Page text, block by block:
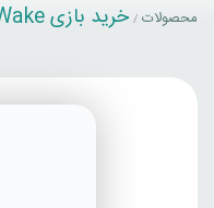
محصولات / خرید بازی Black Wake